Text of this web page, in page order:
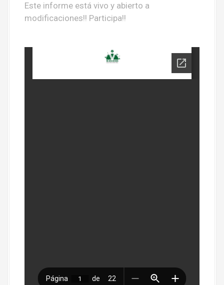
Este informe está vivo y abierto a
modificaciones!! Participa!!